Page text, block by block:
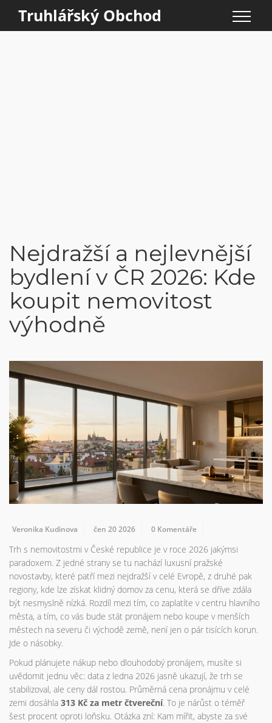
Truhlářský Obchod
Nejdražší a nejlevnější
bydlení v ČR 2026: Kde
koupit nemovitost
výhodně
Veronika Kudinova čen 20 2026 0 Komentáře
Trh s nemovitostmi v České republice je v roce 2026 jakýmsi
paradoxem. Z jedné strany se tu nachází luxusní pražské
novostavby, které patří mezi nejdražší v celé Evropě, z druhé pak
regiony, kde lze získat klidný domov za cenu, která se dříve zdála
být nesmyslně nízká. Rozdíl mezi tím, co zaplatíte v centru hlavního
města, a tím, co vás bude stát pronájem nebo koupe v menších
městech na severu či východě země, není jen o pár tisících korun.
Jde o násobky.
Pokud plánujete nákup nebo dlouhodobý pronájem, musíte si
uvědomit jednu věc: data z ledna 2026 jasně ukazují, že trh se
stabilizoval, ale ceny dál rostou. Průměrná cena pronájmu v celé
zemi dosáhla 313 Kč za metr čtvereční. To je nárůst o téměř
šest procent oproti loňsku. Otázka zní: Kam mířit, abyste za své